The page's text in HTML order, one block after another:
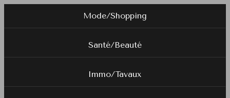
Mode/Shopping
Santé/Beauté
Immo/Tavaux